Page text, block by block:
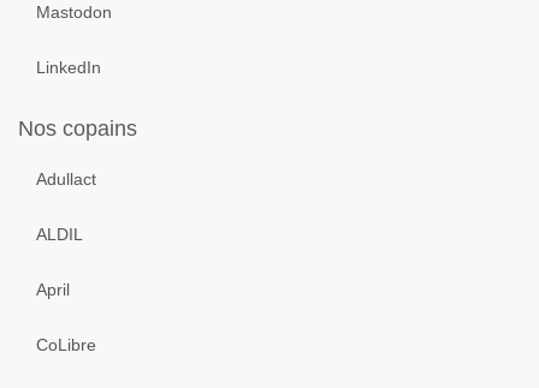
Mastodon
LinkedIn
Nos copains
Adullact
ALDIL
April
CoLibre